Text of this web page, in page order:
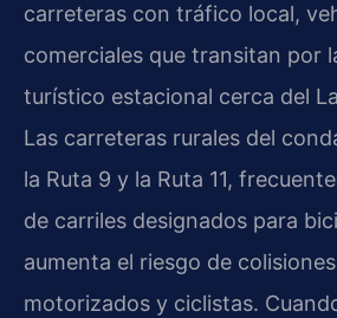
carreteras con tráfico local,
comerciales que transitan por
turístico estacional cerca del
Las carreteras rurales del
la Ruta 9 y la Ruta 11,
de carriles designados para
aumenta el riesgo de
motorizados y ciclistas.